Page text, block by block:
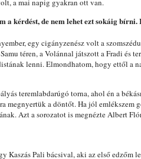
a mai napig gyakran ott van.
a kérdést, de nem lehet ezt sokáig
egy cigányzenész volt a
téren, a Volánnal játszott a Fradi és
lenni. Elmondhatom, hogy ettől a
teremlabdarúgó torna, ahol én a
megnyertük a döntőt. Ha jól emlékszem
Azt a sorozatot is megnézte Albert
Kaszás Pali bácsival, aki az első